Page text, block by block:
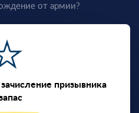
от армии?
призывника